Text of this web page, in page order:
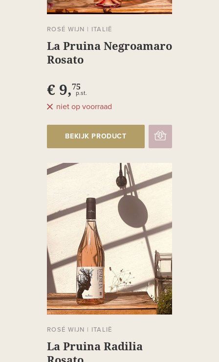
ROSÉ WIJN | ITALIË
La Pruina Negroamaro
Rosato
€ 9,75
p.st.
niet op voorraad
BEKIJK PRODUCT
ROSÉ WIJN | ITALIË
La Pruina Radilia